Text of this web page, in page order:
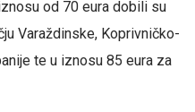
od 70 eura dobili su
Varaždinske, Koprivničko-
te u iznosu 85 eura za